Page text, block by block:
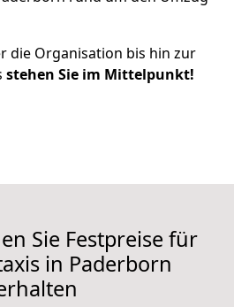
die Organisation bis hin zur
stehen Sie im Mittelpunkt!
Sie Festpreise für
in Paderborn